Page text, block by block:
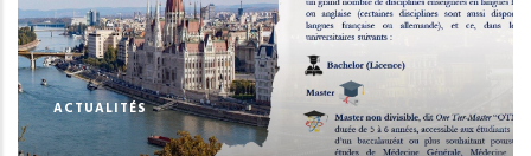
ACTUALITÉS